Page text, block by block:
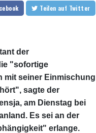
Teilen auf Twitter
der
"sofortige
mit seiner Einmischung
sagte der
am Dienstag bei
Es sei an der
erlange.